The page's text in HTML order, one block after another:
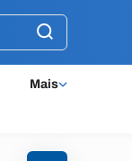
Mais